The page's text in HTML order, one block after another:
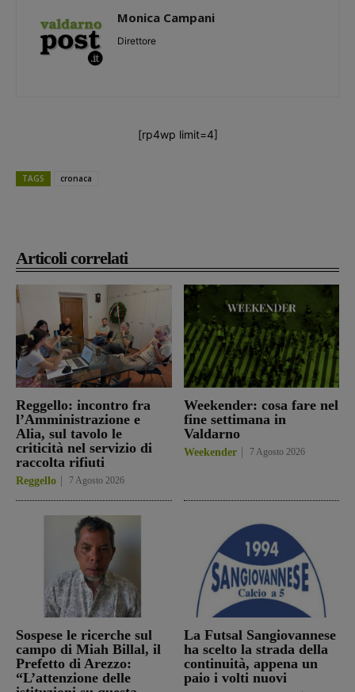
Articoli correlati
Reggello: incontro fra
l’Amministrazione e
Alia, sul tavolo le
criticità nel servizio di
raccolta rifiuti
Reggello 7 Agosto 2026
Weekender: cosa fare nel
fine settimana in
Valdarno
Weekender 7 Agosto 2026
Sospese le ricerche sul
campo di Miah Billal, il
Prefetto di Arezzo:
“L’attenzione delle
La Futsal Sangiovannese
ha scelto la strada della
continuità, appena un
paio i volti nuovi
Monica Campani
Direttore
[rp4wp limit=4]
TAGS cronaca